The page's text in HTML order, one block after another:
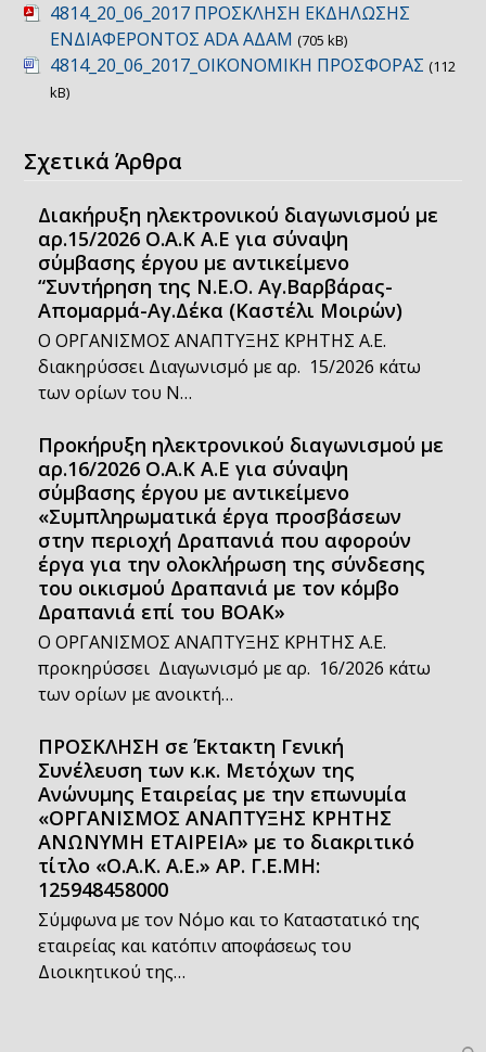
4814_20_06_2017 ΠΡΟΣΚΛΗΣΗ ΕΚΔΗΛΩΣΗΣ
ΕΝΔΙΑΦΕΡΟΝΤΟΣ ADA ΑΔΑΜ (705 kB)
4814_20_06_2017_ΟΙΚΟΝΟΜΙΚΗ ΠΡΟΣΦΟΡΑΣ (112
kB)
Σχετικά Άρθρα
Διακήρυξη ηλεκτρονικού διαγωνισμού με
αρ.15/2026 Ο.Α.Κ Α.Ε για σύναψη
σύμβασης έργου με αντικείμενο
“Συντήρηση της Ν.Ε.Ο. Αγ.Βαρβάρας-
Απομαρμά-Αγ.Δέκα (Καστέλι Μοιρών)
Ο ΟΡΓΑΝΙΣΜΟΣ ΑΝΑΠΤΥΞΗΣ ΚΡΗΤΗΣ Α.Ε.
διακηρύσσει Διαγωνισμό με αρ. 15/2026 κάτω
των ορίων του Ν…
Προκήρυξη ηλεκτρονικού διαγωνισμού με
αρ.16/2026 Ο.Α.Κ Α.Ε για σύναψη
σύμβασης έργου με αντικείμενο
«Συμπληρωματικά έργα προσβάσεων
στην περιοχή Δραπανιά που αφορούν
έργα για την ολοκλήρωση της σύνδεσης
του οικισμού Δραπανιά με τον κόμβο
Δραπανιά επί του ΒΟΑΚ»
Ο ΟΡΓΑΝΙΣΜΟΣ ΑΝΑΠΤΥΞΗΣ ΚΡΗΤΗΣ Α.Ε.
προκηρύσσει Διαγωνισμό με αρ. 16/2026 κάτω
των ορίων με ανοικτή…
ΠΡΟΣΚΛΗΣΗ σε Έκτακτη Γενική
Συνέλευση των κ.κ. Μετόχων της
Ανώνυμης Εταιρείας με την επωνυμία
«ΟΡΓΑΝΙΣΜΟΣ ΑΝΑΠΤΥΞΗΣ ΚΡΗΤΗΣ
ΑΝΩΝΥΜΗ ΕΤΑΙΡΕΙΑ» με το διακριτικό
τίτλο «Ο.Α.Κ. Α.Ε.» ΑΡ. Γ.Ε.ΜΗ:
125948458000
Σύμφωνα με τον Νόμο και το Καταστατικό της
εταιρείας και κατόπιν αποφάσεως του
Διοικητικού της…